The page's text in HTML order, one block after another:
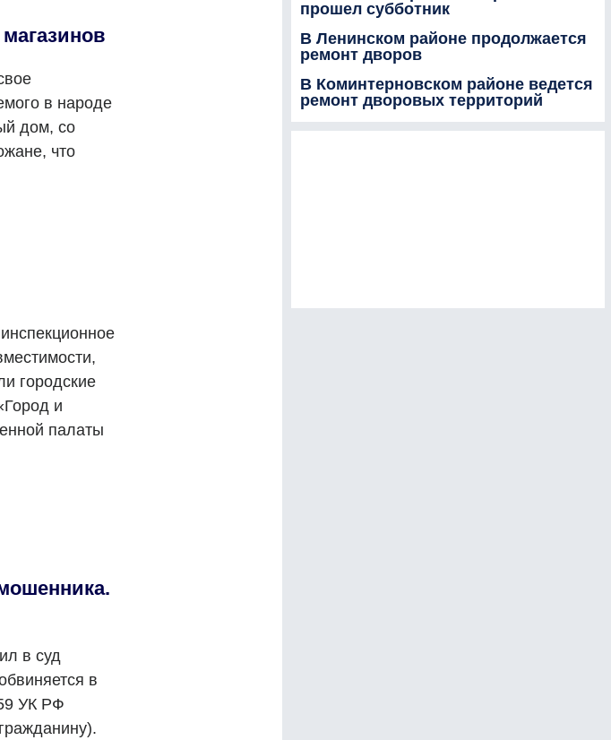
в народе
дом, со
что
городские
и
палаты
в суд
в
УК РФ
прошел субботник
В Ленинском районе продолжается
ремонт дворов
В Коминтерновском районе ведется
ремонт дворовых территорий